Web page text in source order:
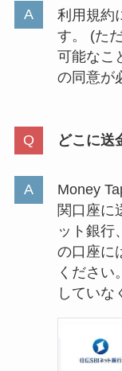
利用規約
す。 (た
可能なこ
の同意が
どこに送
Money
関口座に
ット銀行
の口座に
ください
していな